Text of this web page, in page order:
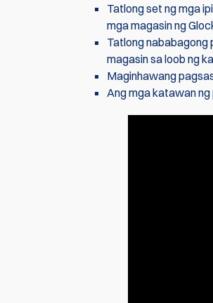
Tatlong set ng mga
mga magasin ng
Tatlong nababagong
magasin sa loob ng
Maginhawang
Ang mga katawan ng